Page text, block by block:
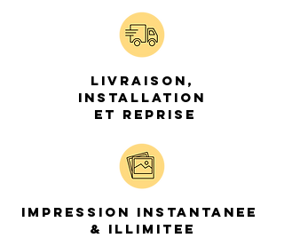
LIVRAISON,
INSTALLATION
ET REPRISE
IMPRESSION INSTANTANEE
& ILLIMITEE